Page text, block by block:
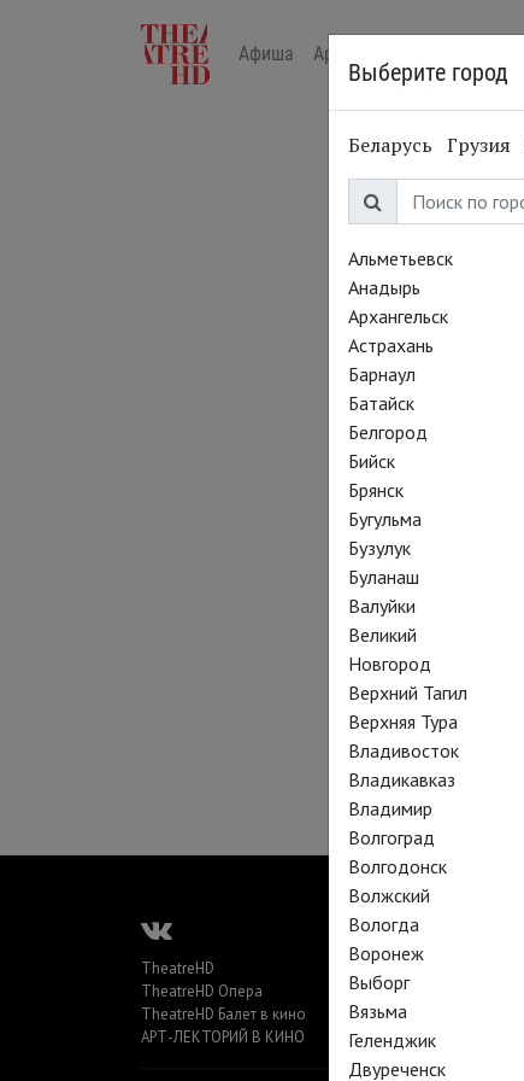
Афиша Арт-лекторий в кино
TheatreHD
TheatreHD Опера
TheatreHD Балет в кино
АРТ-ЛЕКТОРИЙ В КИНО
Выберите город
Беларусь Грузия
Альметьевск
Анадырь
Архангельск
Астрахань
Барнаул
Батайск
Белгород
Бийск
Брянск
Бугульма
Бузулук
Буланаш
Валуйки
Великий
Новгород
Верхний Тагил
Верхняя Тура
Владивосток
Владикавказ
Владимир
Волгоград
Волгодонск
Волжский
Вологда
Воронеж
Выборг
Вязьма
Геленджик
Двуреченск